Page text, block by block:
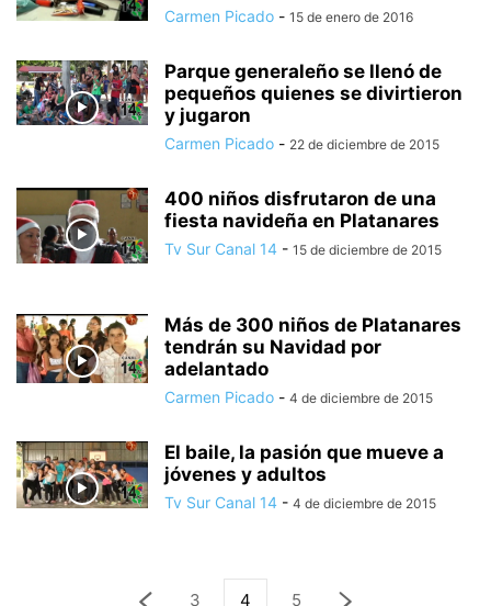
Carmen Picado - 15 de enero de 2016
Parque generaleño se llenó de
pequeños quienes se divirtieron
y jugaron
Carmen Picado - 22 de diciembre de 2015
400 niños disfrutaron de una
fiesta navideña en Platanares
Tv Sur Canal 14 - 15 de diciembre de 2015
Más de 300 niños de Platanares
tendrán su Navidad por
adelantado
Carmen Picado - 4 de diciembre de 2015
El baile, la pasión que mueve a
jóvenes y adultos
Tv Sur Canal 14 - 4 de diciembre de 2015
3 4 5